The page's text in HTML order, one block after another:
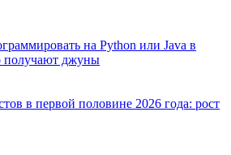
на Python или Java в
получают джуны
в первой половине 2026 года: рост